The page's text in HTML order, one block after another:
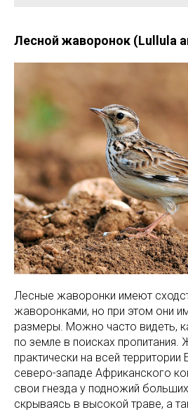
Лесной жаворонок (Lullula
Лесные жаворонки имеют
жаворонками, но при этом они
размеры. Можно часто видеть,
по земле в поисках пропитания.
практически на всей
северо-западе Африканского
свои гнезда у подножий
скрываясь в высокой траве, а